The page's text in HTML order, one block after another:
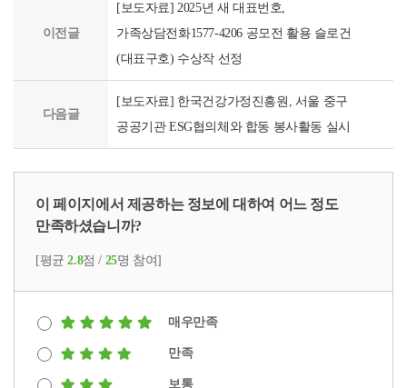
이전글
[보도자료] 2025년 새 대표번호,
가족상담전화1577-4206 공모전 활용 슬로건
(대표구호) 수상작 선정
다음글
[보도자료] 한국건강가정진흥원, 서울 중구
공공기관 ESG협의체와 합동 봉사활동 실시
이 페이지에서 제공하는 정보에 대하여 어느 정도
만족하셨습니까?
[평균2.8점 / 25명 참여]
매우만족
만족
보통